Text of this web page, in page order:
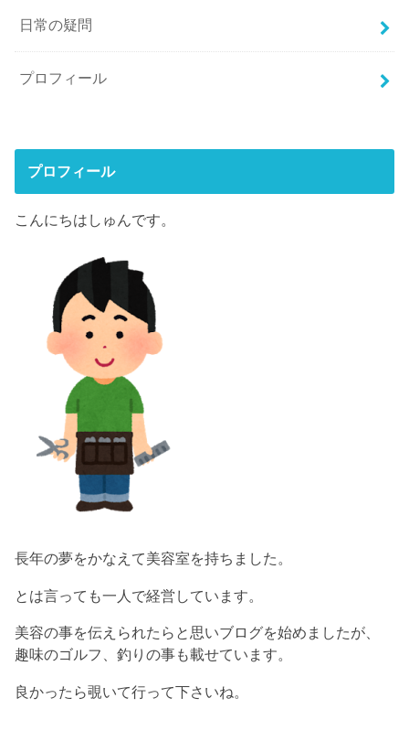
日常の疑問
プロフィール
プロフィール
こんにちはしゅんです。
長年の夢をかなえて美容室を持ちました。
とは言っても一人で経営しています。
美容の事を伝えられたらと思いブログを始めましたが、
趣味のゴルフ、釣りの事も載せています。
良かったら覗いて行って下さいね。